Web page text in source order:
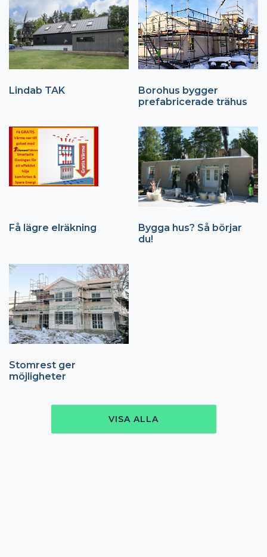
Lindab TAK
Borohus bygger
prefabricerade trähus
Få lägre elräkning
Bygga hus? Så börjar
du!
Stomrest ger
möjligheter
VISA ALLA